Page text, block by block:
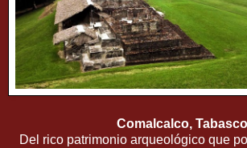
Comalcalco, Tabasco
Del rico patrimonio arqueológico que